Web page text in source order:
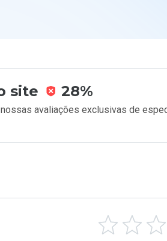
site 28%
avaliações exclusivas de